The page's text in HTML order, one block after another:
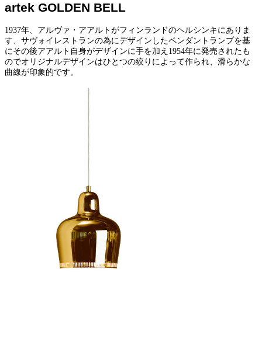
artek GOLDEN BELL
1937年、アルヴァ・アアルトがフィンランドのヘルシンキにありま
す、サヴォイレストランの為にデザインしたペンダントランプを基
にその後アアルト自身がデザインに手を加え1954年に発売されたも
のでオリジナルデザインはひとつの絞りによって作られ、滑らかな
曲線が印象的です。